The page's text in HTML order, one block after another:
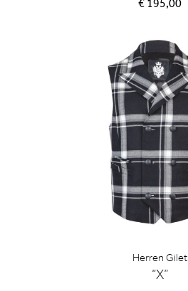
€ 195,00
Herren Gilet
“X”